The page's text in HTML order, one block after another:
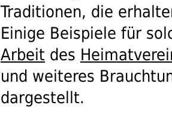
Traditionen, die
Einige Beispiele für
Arbeit des
und weiteres
dargestellt.